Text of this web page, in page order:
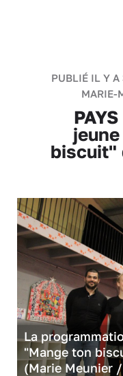
PUBLIÉ IL Y
MARIE-
biscuit"
La
"Mange ton
(Marie Meunier